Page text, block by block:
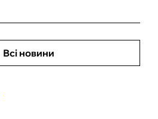
Всі новини